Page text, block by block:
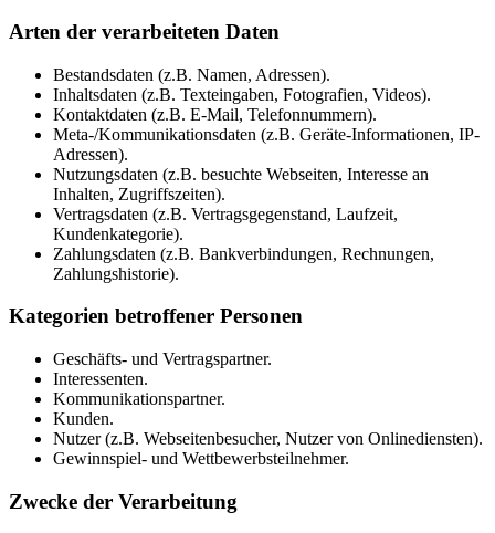
Arten der verarbeiteten Daten
Bestandsdaten (z.B. Namen, Adressen).
Inhaltsdaten (z.B. Texteingaben, Fotografien, Videos).
Kontaktdaten (z.B. E-Mail, Telefonnummern).
Meta-/Kommunikationsdaten (z.B. Geräte-Informationen, IP-
Adressen).
Nutzungsdaten (z.B. besuchte Webseiten, Interesse an
Inhalten, Zugriffszeiten).
Vertragsdaten (z.B. Vertragsgegenstand, Laufzeit,
Kundenkategorie).
Zahlungsdaten (z.B. Bankverbindungen, Rechnungen,
Zahlungshistorie).
Kategorien betroffener Personen
Geschäfts- und Vertragspartner.
Interessenten.
Kommunikationspartner.
Kunden.
Nutzer (z.B. Webseitenbesucher, Nutzer von Onlinediensten).
Gewinnspiel- und Wettbewerbsteilnehmer.
Zwecke der Verarbeitung